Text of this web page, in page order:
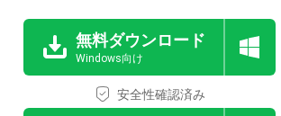
無料ダウンロード
Windows向け
安全性確認済み